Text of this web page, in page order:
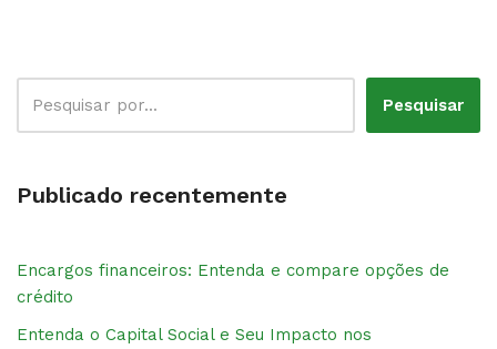
Pesquisar
Publicado recentemente
Encargos financeiros: Entenda e compare opções de
crédito
Entenda o Capital Social e Seu Impacto nos